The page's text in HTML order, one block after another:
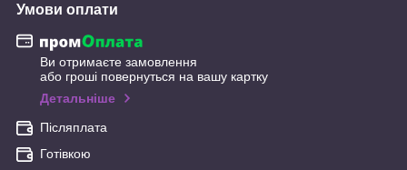
Умови оплати
Ви отримаєте замовлення
або гроші повернуться на вашу картку
Детальніше
Післяплата
Готівкою